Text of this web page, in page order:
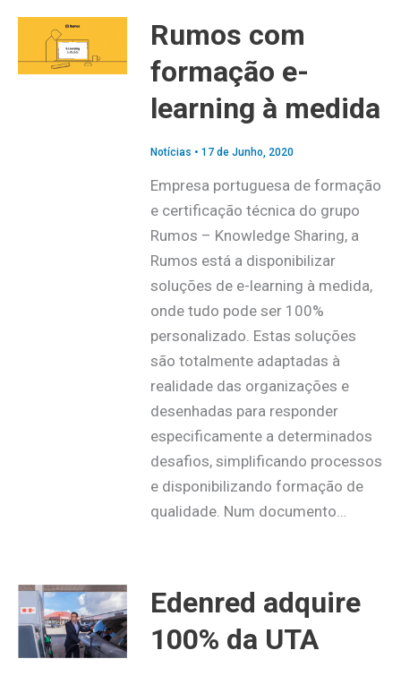
Rumos com
formação e-
learning à medida
Notícias • 17 de Junho, 2020
Empresa portuguesa de formação
e certificação técnica do grupo
Rumos – Knowledge Sharing, a
Rumos está a disponibilizar
soluções de e-learning à medida,
onde tudo pode ser 100%
personalizado. Estas soluções
são totalmente adaptadas à
realidade das organizações e
desenhadas para responder
especificamente a determinados
desafios, simplificando processos
e disponibilizando formação de
qualidade. Num documento…
Edenred adquire
100% da UTA